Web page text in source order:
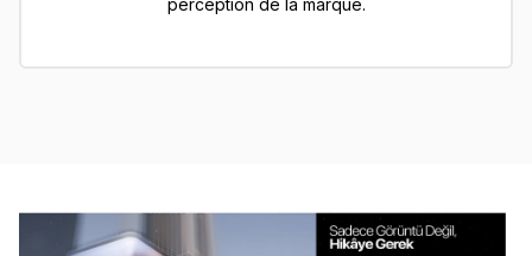
perception de la marque.